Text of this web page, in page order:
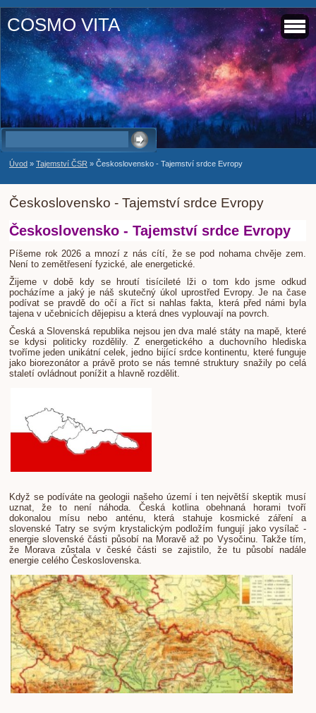
COSMO VITA
Úvod » Tajemství ČSR » Československo - Tajemství srdce Evropy
Československo - Tajemství srdce Evropy
Československo - Tajemství srdce Evropy
Píšeme rok 2026 a mnozí z nás cítí, že se pod nohama chvěje zem.
Není to zemětřesení fyzické, ale energetické.
Žijeme v době kdy se hroutí tisícileté lži o tom kdo jsme odkud
pocházíme a jaký je náš skutečný úkol uprostřed Evropy. Je na čase
podívat se pravdě do očí a říct si nahlas fakta, která před námi byla
tajena v učebnicích dějepisu a která dnes vyplouvají na povrch.
Česká a Slovenská republika nejsou jen dva malé státy na mapě, které
se kdysi politicky rozdělily. Z energetického a duchovního hlediska
tvoříme jeden unikátní celek, jedno bijící srdce kontinentu, které funguje
jako biorezonátor a právě proto se nás temné struktury snažily po celá
staletí ovládnout ponížit a hlavně rozdělit.
​Když se podíváte na geologii našeho území i ten největší skeptik musí
uznat, že to není náhoda. Česká kotlina obehnaná horami tvoří
dokonalou mísu nebo anténu, která stahuje kosmické záření a
slovenské Tatry se svým krystalickým podložím fungují jako vysílač -
energie slovenské části působí na Moravě až po Vysočinu. Takže tím,
že Morava zůstala v české části se zajistilo, že tu působí nadále
energie celého Československa.